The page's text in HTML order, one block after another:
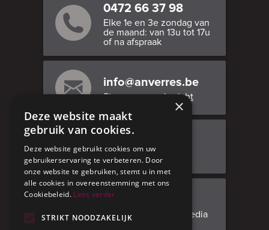
0472 66 37 98
Elke 1e en 3e zondag van
de maand: van 13u tot 17u
of na afspraak
info@anverres.be
Stuur ons een bericht
Adresgegevens
Facebook
Volg ons op social media
×
Deze website maakt
gebruik van cookies.
Deze website gebruikt cookies om uw
gebruikerservaring te verbeteren. Door
onze website te gebruiken, stemt u in met
alle cookies in overeenstemming met ons
Cookiebeleid. Lees verder
STRIKT NOODZAKELIJK